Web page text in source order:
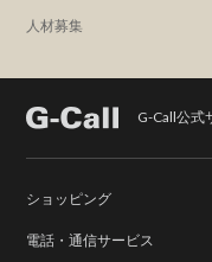
人材募集
G-Call公式
ショッピング
電話・通信サービス